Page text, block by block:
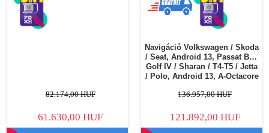
82.174,00 HUF
61.630,00 HUF
Navigáció Volkswagen / Skoda
/ Seat, Android 13, Passat B5 /
Golf IV / Sharan / T4-T5 / Jetta
/ Polo, Android 13, A-Octacore
Inch - AD-BGA10004+AD-
136.957,00 HUF
121.892,00 HUF